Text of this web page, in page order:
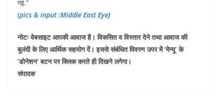
गई.’’
(pics & input :Middle East Eye)
नोटः वेबसाइट आपकी आवाज है। विकसित व विस्तार देने तथा आवाज की
बुलंदी के लिए आर्थिक सहयोग दें। इससे संबंधित विवरण उपर में ‘मेन्यू’ के
’डोनेशन’ बटन पर क्लिक करते ही दिखने लगेगा।
संपादक